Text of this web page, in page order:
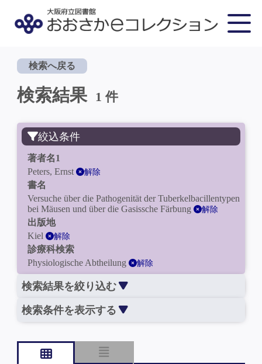
検索へ戻る
検索結果 1 件
絞込条件
著者名1
Peters, Ernst
解除
書名
Versuche über die Pathogenität der Tuberkelbacillentypen
bei Mäusen und über die Gasissche Färbung
解除
出版地
Kiel
解除
診療科検索
Physiologische Abtheilung
解除
検索結果を絞り込む
検索条件を表示する